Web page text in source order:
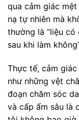
qua cảm giác
nạ tự nhiên mà
thường là “liệu có
sau khi làm
Thực tế, cảm
như những vệt
đoạn chăm sóc
và cấp ẩm sâu là